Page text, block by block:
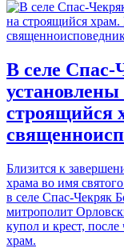
В селе
строящийся
Близится к
храма во имя
в селе Спас-Чекряк
митрополит
купол и крест,
храм.